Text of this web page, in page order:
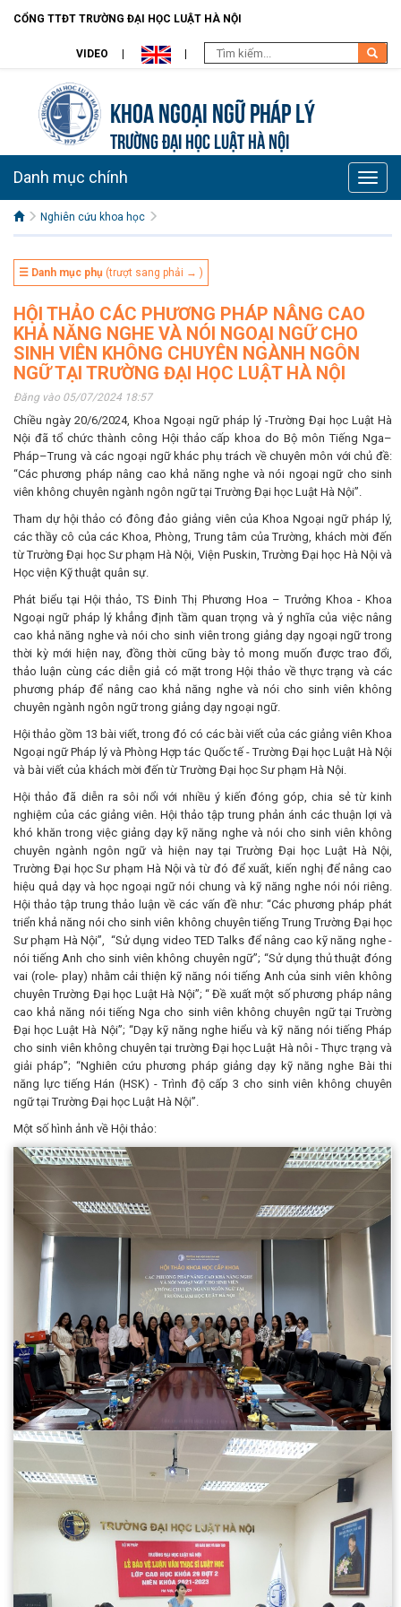
CỔNG TTĐT TRƯỜNG ĐẠI HỌC LUẬT HÀ NỘI
VIDEO
Khoa Ngoại ngữ pháp lý
TRƯỜNG ĐẠI HỌC LUẬT HÀ NỘI
Toggle
Danh mục chính
Nghiên cứu khoa học
☰ Danh mục phụ (trượt sang phải → )
HỘI THẢO CÁC PHƯƠNG PHÁP NÂNG CAO
KHẢ NĂNG NGHE VÀ NÓI NGOẠI NGỮ CHO
SINH VIÊN KHÔNG CHUYÊN NGÀNH NGÔN
NGỮ TẠI TRƯỜNG ĐẠI HỌC LUẬT HÀ NỘI
Đăng vào 05/07/2024 18:57
Chiều ngày 20/6/2024, Khoa Ngoại ngữ pháp lý -Trường Đại học Luật Hà
Nội đã tổ chức thành công Hội thảo cấp khoa do Bộ môn Tiếng Nga–
Pháp–Trung và các ngoại ngữ khác phụ trách về chuyên môn với chủ đề:
“Các phương pháp nâng cao khả năng nghe và nói ngoại ngữ cho sinh
viên không chuyên ngành ngôn ngữ tại Trường Đại học Luật Hà Nội”.
Tham dự hội thảo có đông đảo giảng viên của Khoa Ngoại ngữ pháp lý,
các thầy cô của các Khoa, Phòng, Trung tâm của Trường, khách mời đến
từ Trường Đại học Sư phạm Hà Nội, Viện Puskin, Trường Đại học Hà Nội và
Học viện Kỹ thuật quân sự.
Phát biểu tại Hội thảo, TS Đinh Thị Phương Hoa – Trưởng Khoa - Khoa
Ngoại ngữ pháp lý khẳng định tầm quan trọng và ý nghĩa của việc nâng
cao khả năng nghe và nói cho sinh viên trong giảng dạy ngoại ngữ trong
thời kỳ mới hiện nay, đồng thời cũng bày tỏ mong muốn được trao đổi,
thảo luận cùng các diễn giả có mặt trong Hội thảo về thực trạng và các
phương pháp để nâng cao khả năng nghe và nói cho sinh viên không
chuyên ngành ngôn ngữ trong giảng dạy ngoại ngữ.
Hội thảo gồm 13 bài viết, trong đó có các bài viết của các giảng viên Khoa
Ngoại ngữ Pháp lý và Phòng Hợp tác Quốc tế - Trường Đại học Luật Hà Nội
và bài viết của khách mời đến từ Trường Đại học Sư phạm Hà Nội.
Hội thảo đã diễn ra sôi nổi với nhiều ý kiến đóng góp, chia sẻ từ kinh
nghiệm của các giảng viên. Hội thảo tập trung phản ánh các thuận lợi và
khó khăn trong việc giảng dạy kỹ năng nghe và nói cho sinh viên không
chuyên ngành ngôn ngữ và hiện nay tại Trường Đại học Luật Hà Nội,
Trường Đại học Sư phạm Hà Nội và từ đó để xuất, kiến nghị để nâng cao
hiệu quả dạy và học ngoại ngữ nói chung và kỹ năng nghe nói nói riêng.
Hội thảo tập trung thảo luận về các vấn đề như: “Các phương pháp phát
triển khả năng nói cho sinh viên không chuyên tiếng Trung Trường Đại học
Sư phạm Hà Nội”, “Sử dụng video TED Talks để nâng cao kỹ năng nghe -
nói tiếng Anh cho sinh viên không chuyên ngữ”; “Sử dụng thủ thuật đóng
vai (role- play) nhằm cải thiện kỹ năng nói tiếng Anh của sinh viên không
chuyên Trường Đại học Luật Hà Nội”; “ Đề xuất một số phương pháp nâng
cao khả năng nói tiếng Nga cho sinh viên không chuyên ngữ tại Trường
Đại học Luật Hà Nội”; “Dạy kỹ năng nghe hiểu và kỹ năng nói tiếng Pháp
cho sinh viên không chuyên tại trường Đại học Luật Hà nôi - Thực trạng và
giải pháp”; “Nghiên cứu phương pháp giảng dạy kỹ năng nghe Bài thi
năng lực tiếng Hán (HSK) - Trình độ cấp 3 cho sinh viên không chuyên
ngữ tại Trường Đại học Luật Hà Nội”.
Một số hình ảnh về Hội thảo: